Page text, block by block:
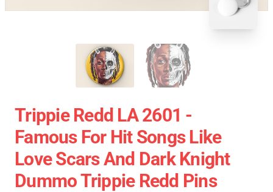
Trippie Redd LA 2601 -
Famous For Hit Songs Like
Love Scars And Dark Knight
Dummo Trippie Redd Pins